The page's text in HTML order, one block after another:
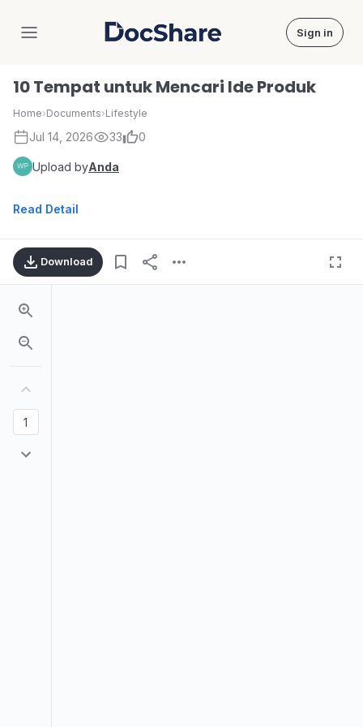
DocShare Sign in
10 Tempat untuk Mencari Ide Produk
Home›Documents›Lifestyle
Jul 14, 2026 33 0
Upload byAnda
Read Detail
Download